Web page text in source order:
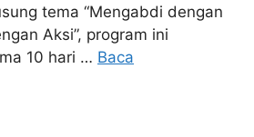
tema “Mengabdi dengan
Aksi”, program ini
10 hari … Baca